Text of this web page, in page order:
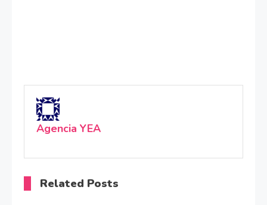
Agencia YEA
Related Posts